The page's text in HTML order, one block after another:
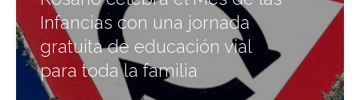
Infancias con una jornada
gratuita de educación vial
para toda la familia